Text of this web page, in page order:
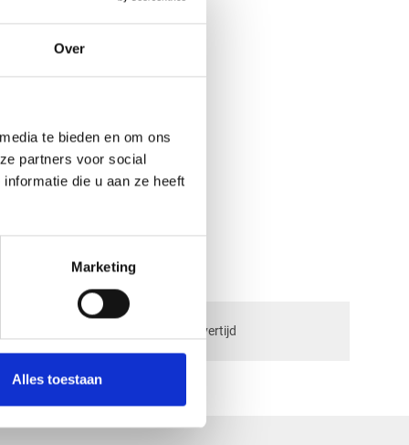
Over
te bieden en om ons
partners voor social
die u aan ze heeft
Marketing
Alles toestaan
dagen levertijd